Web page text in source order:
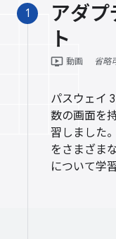
1
アダプ
ト
ondemand_video 動画 省略
パスウェイ
数の画面を
習しました
をさまざま
について学